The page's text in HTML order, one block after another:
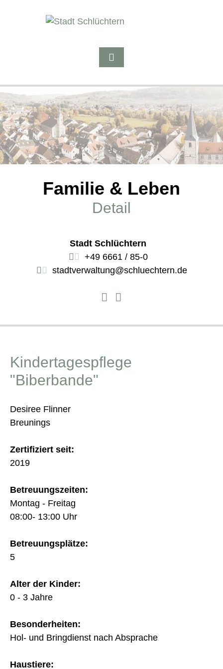
Familie & Leben
Detail
Stadt Schlüchtern
+49 6661 / 85-0
stadtverwaltung@schluechtern.de
Kindertagespflege
"Biberbande"
Desiree Flinner
Breunings
Zertifiziert seit:
2019
Betreuungszeiten:
Montag - Freitag
08:00- 13:00 Uhr
Betreuungsplätze:
5
Alter der Kinder:
0 - 3 Jahre
Besonderheiten:
Hol- und Bringdienst nach Absprache
Haustiere: